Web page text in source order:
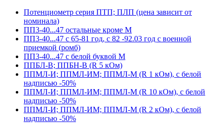
Потенциометр серия ПТП; ПЛП (цена зависит от
номинала)
ПП3-40...47 остальные кроме М
ПП3-40...47 с 65-81 год, с 82 -92.03 год с военной
приемкой (ромб)
ПП3-40...47 с белой буквой М
ППБЛ-В; ППБН-В (R 5 кОм)
ППМЛ-И; ППМЛ-ИМ; ППМЛ-М (R 1 кОм), с белой
надписью -50%
ППМЛ-И; ППМЛ-ИМ; ППМЛ-М (R 10 кОм), с белой
надписью -50%
ППМЛ-И; ППМЛ-ИМ; ППМЛ-М (R 2 кОм), с белой
надписью -50%